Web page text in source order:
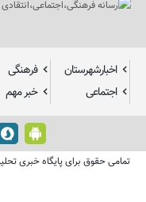
اخبارشهرستان فرهنگی
اجتماعی
خبر مهم
تمامی حقوق برای پایگاه خبری